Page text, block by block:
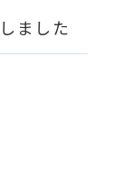
ました